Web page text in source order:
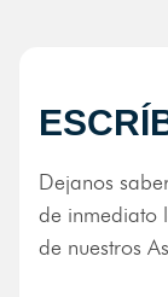
Dejanos
de inmediato
de nuestros